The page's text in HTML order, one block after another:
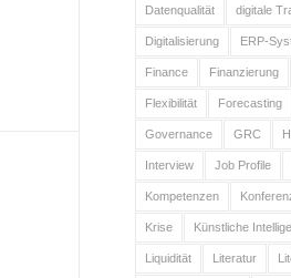
Datenqualität digitale
Digitalisierung ERP-
Finance Finanzierung
Flexibilität Forecasting
Governance GRC
Interview Job Profile
Kompetenzen
Krise Künstliche
Liquidität Literatur